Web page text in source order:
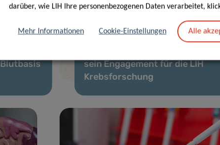
24 Mai 2024
sein Engagement für die LIH
Krebsforschung
darüber, wie LIH Ihre personenbezogenen Daten verarbeitet,
Mehr Informationen Cookie-Einstellungen Alle